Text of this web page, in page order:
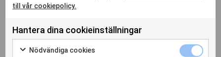
till vår cookiepolicy.
Hantera dina cookieinställningar
Nödvändiga cookies